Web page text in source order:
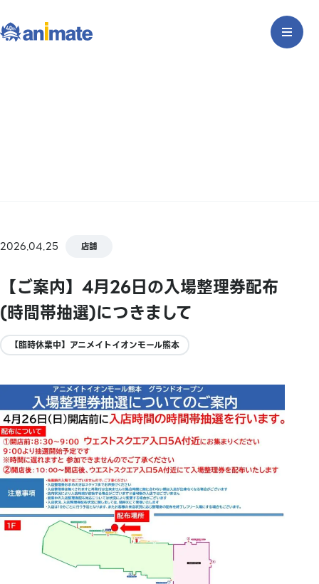
2026.04.25 店舗
【ご案内】4月26日の入場整理券配布
(時間帯抽選)につきまして
【臨時休業中】アニメイトイオンモール熊本